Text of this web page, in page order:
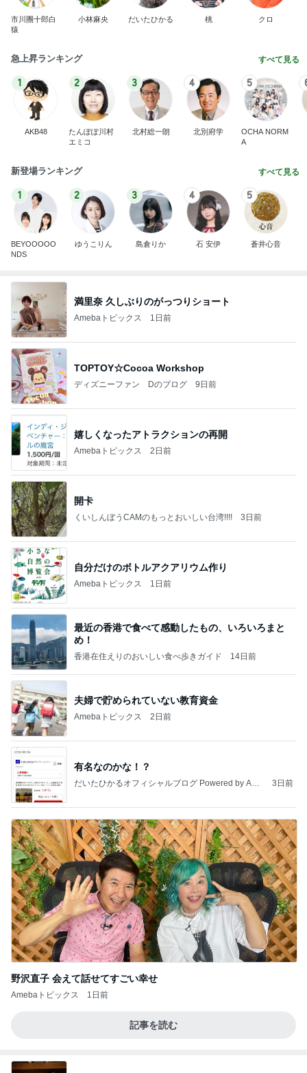
市川團十郎白
猿
小林麻央 だいたひかる 桃 クロ
急上昇ランキング すべて見る
1
AKB48
2
たんぽぽ川村
エミコ
3
北村総一朗
4
北別府学
5
OCHA NORM
A
新登場ランキング すべて見る
1
BEYOOOOO
NDS
2
ゆうこりん
3
島倉りか
4
石 安伊
5
蒼井心音
満里奈 久しぶりのがっつりショート
Amebaトピックス 1日前
TOPTOY☆Cocoa Workshop
ディズニーファン Dのブログ 9日前
嬉しくなったアトラクションの再開
Amebaトピックス 2日前
開卡
くいしんぼうCAMのもっとおいしい台湾!!!! 3日前
自分だけのボトルアクアリウム作り
Amebaトピックス 1日前
最近の香港で食べて感動したもの、いろいろまと
め！
香港在住えりのおいしい食べ歩きガイド 14日前
夫婦で貯められていない教育資金
Amebaトピックス 2日前
有名なのかな！？
だいたひかるオフィシャルブログ Powered by Ame
3日前
野沢直子 会えて話せてすごい幸せ
Amebaトピックス 1日前
記事を読む